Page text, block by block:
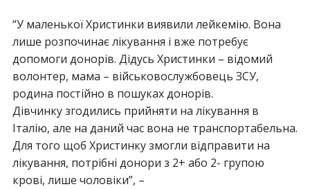
“У маленької Христинки виявили лейкемію. Вона
лише розпочинає лікування і вже потребує
допомоги донорів. Дідусь Христинки – відомий
волонтер, мама – військовослужбовець ЗСУ,
родина постійно в пошуках донорів.
Дівчинку згодились прийняти на лікування в
Італію, але на даний час вона не транспортабельна.
Для того щоб Христинку змогли відправити на
лікування, потрібні донори з 2+ або 2- групою
крові, лише чоловіки”, –